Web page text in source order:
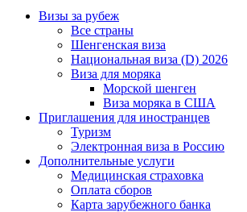
Визы за рубеж
Все страны
Шенгенская виза
Национальная виза (D) 2026
Виза для моряка
Морской шенген
Виза моряка в США
Приглашения для иностранцев
Туризм
Электронная виза в Россию
Дополнительные услуги
Медицинская страховка
Оплата сборов
Карта зарубежного банка